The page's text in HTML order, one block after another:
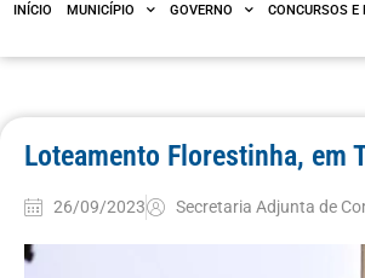
INÍCIO MUNICÍPIO GOVERNO CONCURSOS E
Loteamento Florestinha, em
26/09/2023 Secretaria Adjunta de